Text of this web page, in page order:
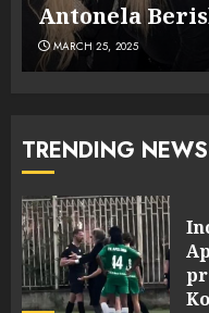
plagosën!
MARCH 25, 2025
TRENDING NEWS
1